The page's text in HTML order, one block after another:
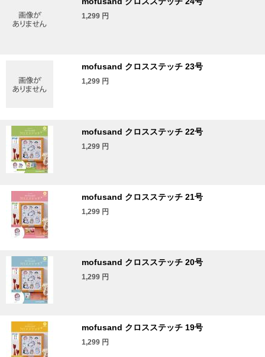
1,299 円
mofusand クロスステッチ 23号
1,299 円
mofusand クロスステッチ 22号
1,299 円
mofusand クロスステッチ 21号
1,299 円
mofusand クロスステッチ 20号
1,299 円
mofusand クロスステッチ 19号
1,299 円